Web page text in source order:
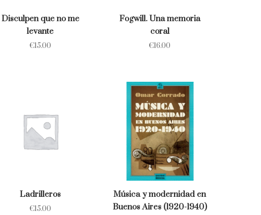
Disculpen que no me
levante
€15.00
Fogwill. Una memoria
coral
€16.00
Ladrilleros
€15.00
Música y modernidad en
Buenos Aires (1920-1940)